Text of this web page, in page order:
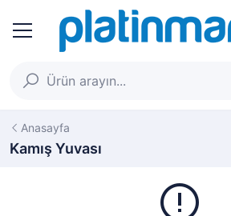
Anasayfa
Kamış Yuvası